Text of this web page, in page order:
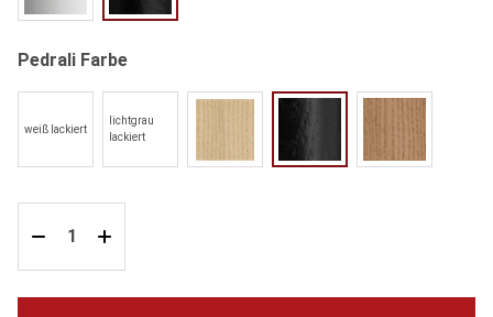
Pedrali Farbeauswählen
weiß lackiert
lichtgrau
lackiert
FR Esche gebleichtAN Esche schwarz gebeiztN1 Esche Walnuss